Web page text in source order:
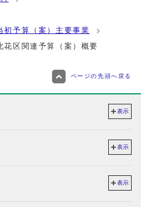
初予算（案）主要事業
区関連予算（案）概要
ページの先頭へ戻る
表示
表示
表示